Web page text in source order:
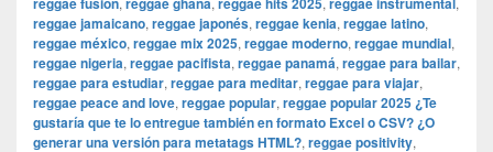
reggae jamaicano, reggae japonés, reggae kenia, reggae latino,
reggae méxico, reggae mix 2025, reggae moderno, reggae mundial,
reggae nigeria, reggae pacifista, reggae panamá, reggae para bailar,
reggae para estudiar, reggae para meditar, reggae para viajar,
reggae peace and love, reggae popular, reggae popular 2025 ¿Te
gustaría que te lo entregue también en formato Excel o CSV? ¿O
generar una versión para metatags HTML?, reggae positivity,